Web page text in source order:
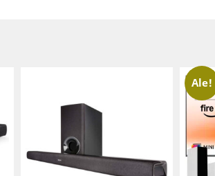
Ale!